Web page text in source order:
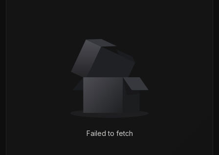
Failed to fetch